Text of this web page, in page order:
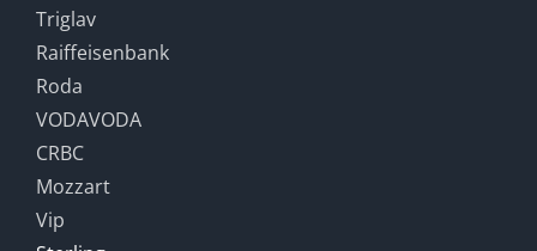
Triglav
Raiffeisenbank
Roda
VODAVODA
CRBC
Mozzart
Vip